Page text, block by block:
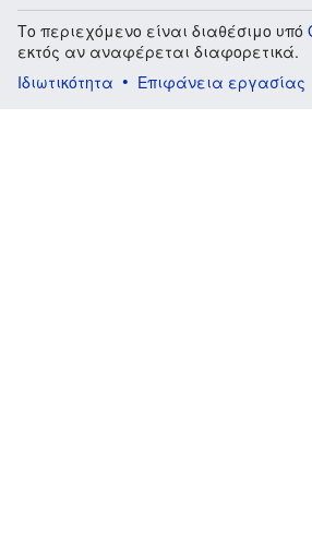
Το περιεχόμενο είναι διαθέσιμο υπό
εκτός αν αναφέρεται διαφορετικά.
Ιδιωτικότητα
Επιφάνεια εργασίας